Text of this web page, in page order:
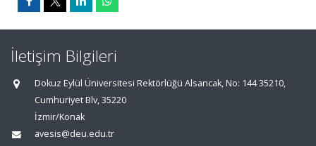
İletişim Bilgileri
Dokuz Eylül Üniversitesi Rektörlüğü Alsancak, No: 144 35210,
Cumhuriyet Blv, 35220
İzmir/Konak
avesis@deu.edu.tr